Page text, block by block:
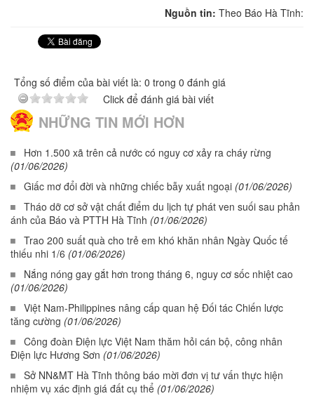
Nguồn tin: Theo Báo Hà Tĩnh:
Tổng số điểm của bài viết là: 0 trong 0 đánh giá
Click để đánh giá bài viết
NHỮNG TIN MỚI HƠN
Hơn 1.500 xã trên cả nước có nguy cơ xảy ra cháy rừng
(01/06/2026)
Giấc mơ đổi đời và những chiếc bẫy xuất ngoại (01/06/2026)
Tháo dỡ cơ sở vật chất điểm du lịch tự phát ven suối sau phản
ánh của Báo và PTTH Hà Tĩnh (01/06/2026)
Trao 200 suất quà cho trẻ em khó khăn nhân Ngày Quốc tế
thiếu nhi 1/6 (01/06/2026)
Nắng nóng gay gắt hơn trong tháng 6, nguy cơ sốc nhiệt cao
(01/06/2026)
Việt Nam-Philippines nâng cấp quan hệ Đối tác Chiến lược
tăng cường (01/06/2026)
Công đoàn Điện lực Việt Nam thăm hỏi cán bộ, công nhân
Điện lực Hương Sơn (01/06/2026)
Sở NN&MT Hà Tĩnh thông báo mời đơn vị tư vấn thực hiện
nhiệm vụ xác định giá đất cụ thể (01/06/2026)